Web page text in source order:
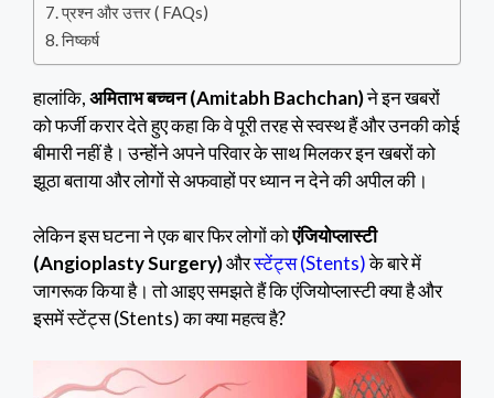
प्रश्न और उत्तर ( FAQs)
निष्कर्ष
हालांकि,अमिताभ बच्चन (Amitabh Bachchan)ने इन खबरों
को फर्जी करार देते हुए कहा कि वे पूरी तरह से स्वस्थ हैं और उनकी कोई
बीमारी नहीं है। उन्होंने अपने परिवार के साथ मिलकर इन खबरों को
झूठा बताया और लोगों से अफवाहों पर ध्यान न देने की अपील की।
लेकिन इस घटना ने एक बार फिर लोगों कोएंजियोप्लास्टी
(Angioplasty Surgery)औरस्टेंट्स (Stents)के बारे में
जागरूक किया है। तो आइए समझते हैं कि एंजियोप्लास्टी क्या है और
इसमें स्टेंट्स (Stents) का क्या महत्व है?